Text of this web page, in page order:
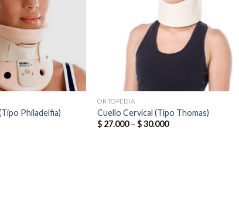
Philadelfia)
ORTOPEDIA
Cuello Cervical (Tipo Thomas)
$ 27.000–$30.000